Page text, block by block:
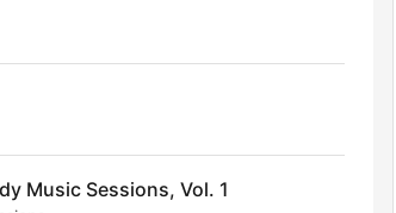
Music Sessions, Vol. 1